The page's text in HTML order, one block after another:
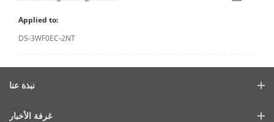
Applied to:
DS-3WF0EC-2NT
نبذة عنا
غرفة الأخبار